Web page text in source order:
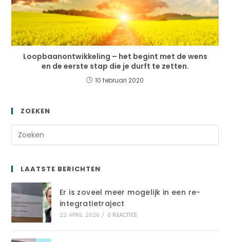
Loopbaanontwikkeling – het begint met de wens
en de eerste stap die je durft te zetten.
10 februari 2020
ZOEKEN
LAATSTE BERICHTEN
Er is zoveel meer mogelijk in een re-
integratietraject
22 APRIL 2026 / 0 REACTIES